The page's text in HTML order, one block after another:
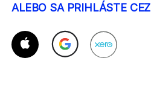
ALEBO SA PRIHLÁSTE CEZ